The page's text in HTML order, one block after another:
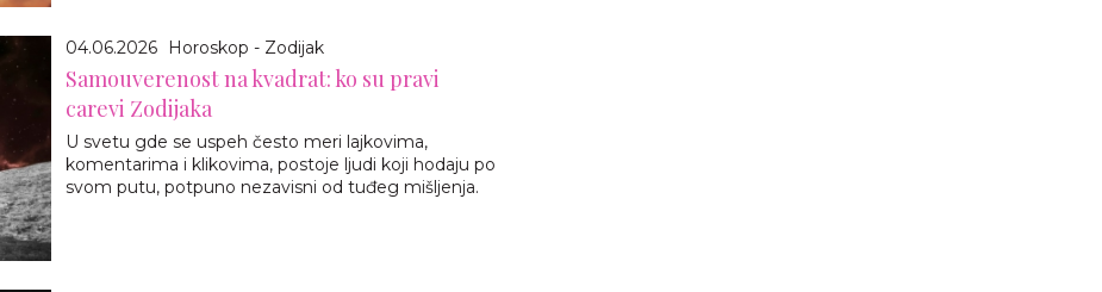
04.06.2026 Horoskop - Zodijak
Samouverenost na kvadrat: ko su pravi
carevi Zodijaka
U svetu gde se uspeh često meri lajkovima,
komentarima i klikovima, postoje ljudi koji hodaju po
svom putu, potpuno nezavisni od tuđeg mišljenja.